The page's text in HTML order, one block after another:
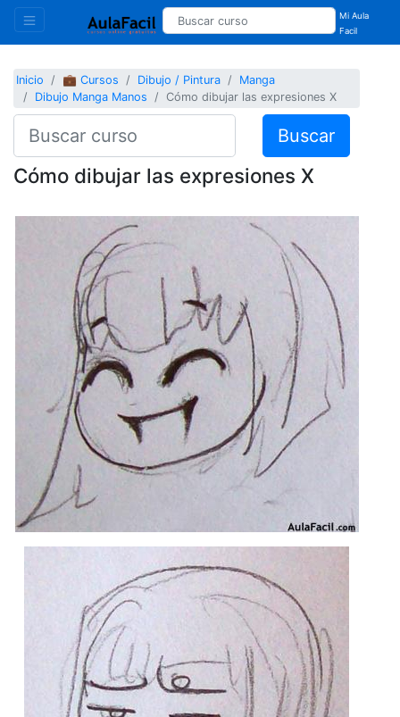
Mi Aula
Facil
Inicio 💼 Cursos Dibujo / Pintura
Manga
Dibujo Manga Manos
Cómo dibujar las expresiones X
Buscar
Cómo dibujar las expresiones X